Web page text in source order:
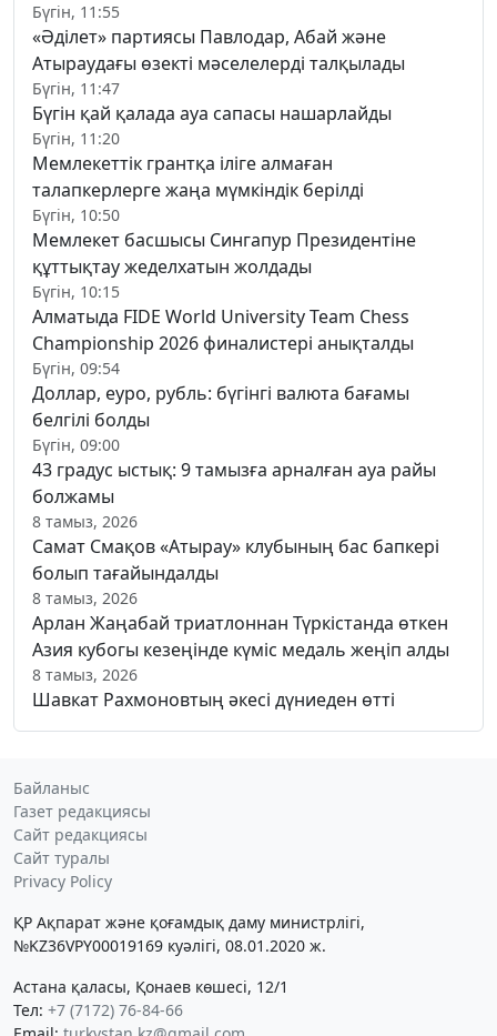
Бүгін, 11:55
«Әділет» партиясы Павлодар, Абай және
Атыраудағы өзекті мәселелерді талқылады
Бүгін, 11:47
Бүгін қай қалада ауа сапасы нашарлайды
Бүгін, 11:20
Мемлекеттік грантқа іліге алмаған
талапкерлерге жаңа мүмкіндік берілді
Бүгін, 10:50
Мемлекет басшысы Сингапур Президентіне
құттықтау жеделхатын жолдады
Бүгін, 10:15
Алматыда FIDE World University Team Chess
Championship 2026 финалистері анықталды
Бүгін, 09:54
Доллар, еуро, рубль: бүгінгі валюта бағамы
белгілі болды
Бүгін, 09:00
43 градус ыстық: 9 тамызға арналған ауа райы
болжамы
8 тамыз, 2026
Самат Смақов «Атырау» клубының бас бапкері
болып тағайындалды
8 тамыз, 2026
Арлан Жаңабай триатлоннан Түркістанда өткен
Азия кубогы кезеңінде күміс медаль жеңіп алды
8 тамыз, 2026
Шавкат Рахмоновтың әкесі дүниеден өтті
Байланыс
Газет редакциясы
Сайт редакциясы
Сайт туралы
Privacy Policy
ҚР Ақпарат және қоғамдық даму министрлігі,
№KZ36VPY00019169 куәлігі, 08.01.2020 ж.
Астана қаласы, Қонаев көшесі, 12/1
Тел: +7 (7172) 76-84-66